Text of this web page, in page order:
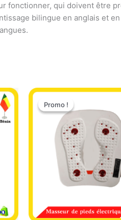
fonctionner, qui doivent être
bilingue en anglais et
Promo !
Promo !
Le
initial
était :
21.000 CFA.
Le
est :